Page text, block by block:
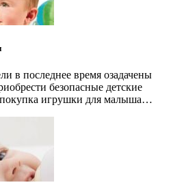
в последнее время озадачены
безопасные детские
покупка игрушки для малыша…